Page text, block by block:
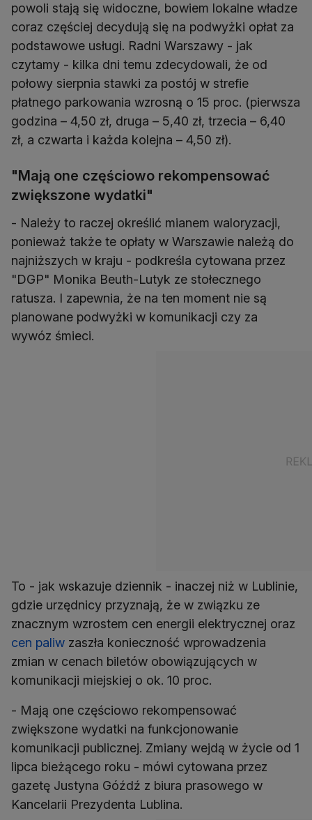
powoli stają się widoczne, bowiem lokalne władze
coraz częściej decydują się na podwyżki opłat za
podstawowe usługi. Radni Warszawy - jak
czytamy - kilka dni temu zdecydowali, że od
połowy sierpnia stawki za postój w strefie
płatnego parkowania wzrosną o 15 proc. (pierwsza
godzina – 4,50 zł, druga – 5,40 zł, trzecia – 6,40
"Mają one częściowo rekompensować
zwiększone wydatki"
- Należy to raczej określić mianem waloryzacji,
ponieważ także te opłaty w Warszawie należą do
najniższych w kraju - podkreśla cytowana przez
"DGP" Monika Beuth-Lutyk ze stołecznego
ratusza. I zapewnia, że na ten moment nie są
planowane podwyżki w komunikacji czy za
wywóz śmieci.
To - jak wskazuje dziennik - inaczej niż w Lublinie,
gdzie urzędnicy przyznają, że w związku ze
znacznym wzrostem cen energii elektrycznej oraz
cen paliw zaszła konieczność wprowadzenia
zmian w cenach biletów obowiązujących w
komunikacji miejskiej o ok. 10 proc.
- Mają one częściowo rekompensować
zwiększone wydatki na funkcjonowanie
komunikacji publicznej. Zmiany wejdą w życie od 1
lipca bieżącego roku - mówi cytowana przez
gazetę Justyna Góźdź z biura prasowego w
Kancelarii Prezydenta Lublina.